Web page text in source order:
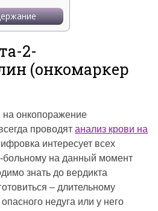
2-
(онкомаркер
онкопоражение
проводят анализ крови на
интересует всех
больному на данный момент
знать до вердикта
– длительному
недуга или у него